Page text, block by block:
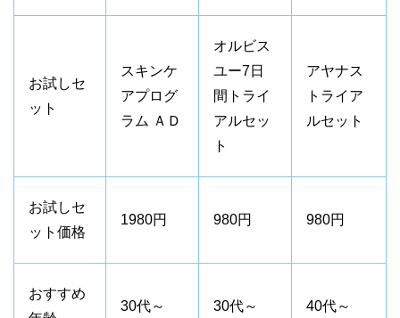
お試しセ
ット
スキンケ
アプログ
ラム ＡＤ
オルビス
ユー7日
間トライ
アルセッ
ト
アヤナス
トライア
ルセット
お試しセ
ット価格
1980円 980円 980円
おすすめ
30代～ 30代～ 40代～